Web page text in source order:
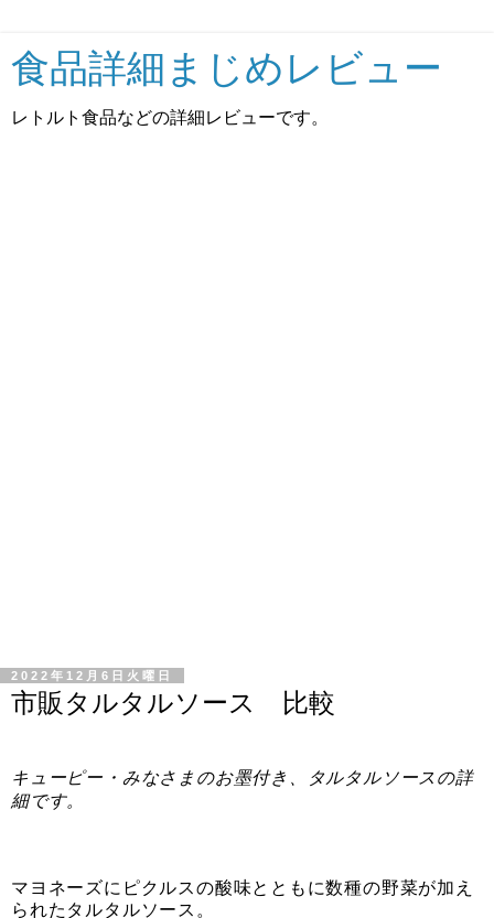
食品詳細まじめレビュー
レトルト食品などの詳細レビューです。
2022年12月6日火曜日
市販タルタルソース 比較
キューピー・みなさまのお墨付き、タルタルソースの詳
細です。
マヨネーズにピクルスの酸味とともに数種の野菜が加え
られたタルタルソース。